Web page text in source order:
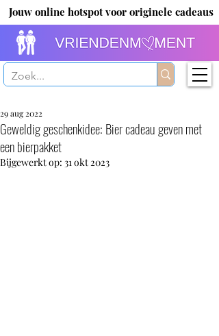
Jouw online hotspot voor originele cadeaus
Geweldig geschenkidee: Bier cadeau geven met
een bierpakket
29 aug 2022
Bijgewerkt op: 31 okt 2023